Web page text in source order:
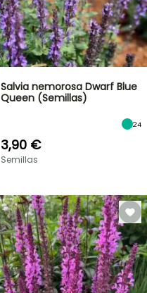
Salvia nemorosa Dwarf Blue
Queen (Semillas)
24
3,90 €
Semillas